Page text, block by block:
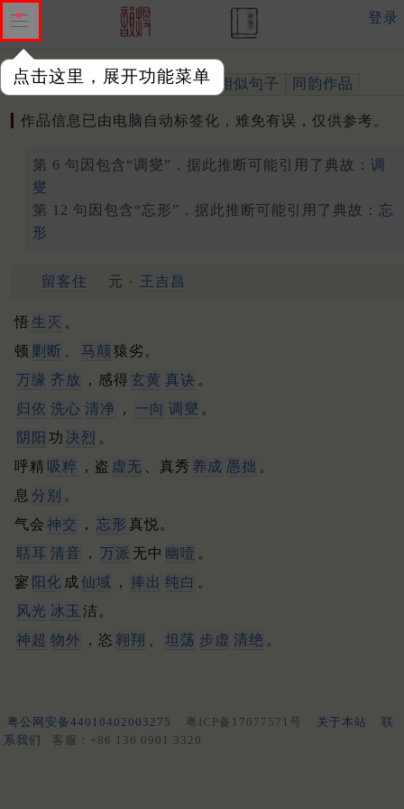
点击这里，展开功能菜单
登录
作品 标注四声 出处、引用 相似句子 同韵作品
作品信息已由电脑自动标签化，难免有误，仅供参考。
第 6 句因包含“调燮”，据此推断可能引用了典故： 调
燮
第 12 句因包含“忘形”，据此推断可能引用了典故： 忘
形
留客住 元 · 王吉昌
悟生灭 。
顿 剿断 马颠 猿劣。
万缘 齐放 ，感得 玄黄 真诀 。
归依 洗心 清净 ， 一向 调燮 。
阴阳 功 决烈 。
呼精 吸粹 ，盗 虚无 、真秀 养成 愚拙 。
息 分别 。
气会 神交 ， 忘形 真悦。
聒耳 清音 ， 万派 无中 幽噎 。
寥 阳化 成 仙域 ， 捧出 纯白 。
风光 冰玉 洁。
神超 物外 ，恣 翱翔 坦荡 步虚 清绝 。
粤公网安备44010402003275 粤ICP备17077571号 关于本站
联
系我们
客服：+86 136 0901 3320